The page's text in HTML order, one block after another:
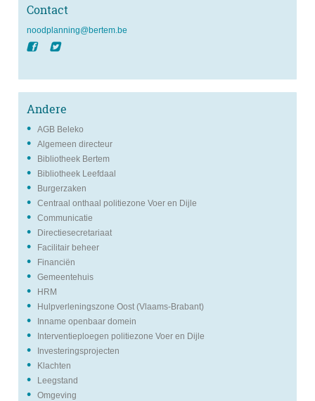
Contact
e-
mail
noodplanning@bertem.be
Andere
AGB Beleko
Algemeen directeur
Bibliotheek Bertem
Bibliotheek Leefdaal
Burgerzaken
Centraal onthaal politiezone Voer en Dijle
Communicatie
Directiesecretariaat
Facilitair beheer
Financiën
Gemeentehuis
HRM
Hulpverleningszone Oost (Vlaams-Brabant)
Inname openbaar domein
Interventieploegen politiezone Voer en Dijle
Investeringsprojecten
Klachten
Leegstand
Omgeving